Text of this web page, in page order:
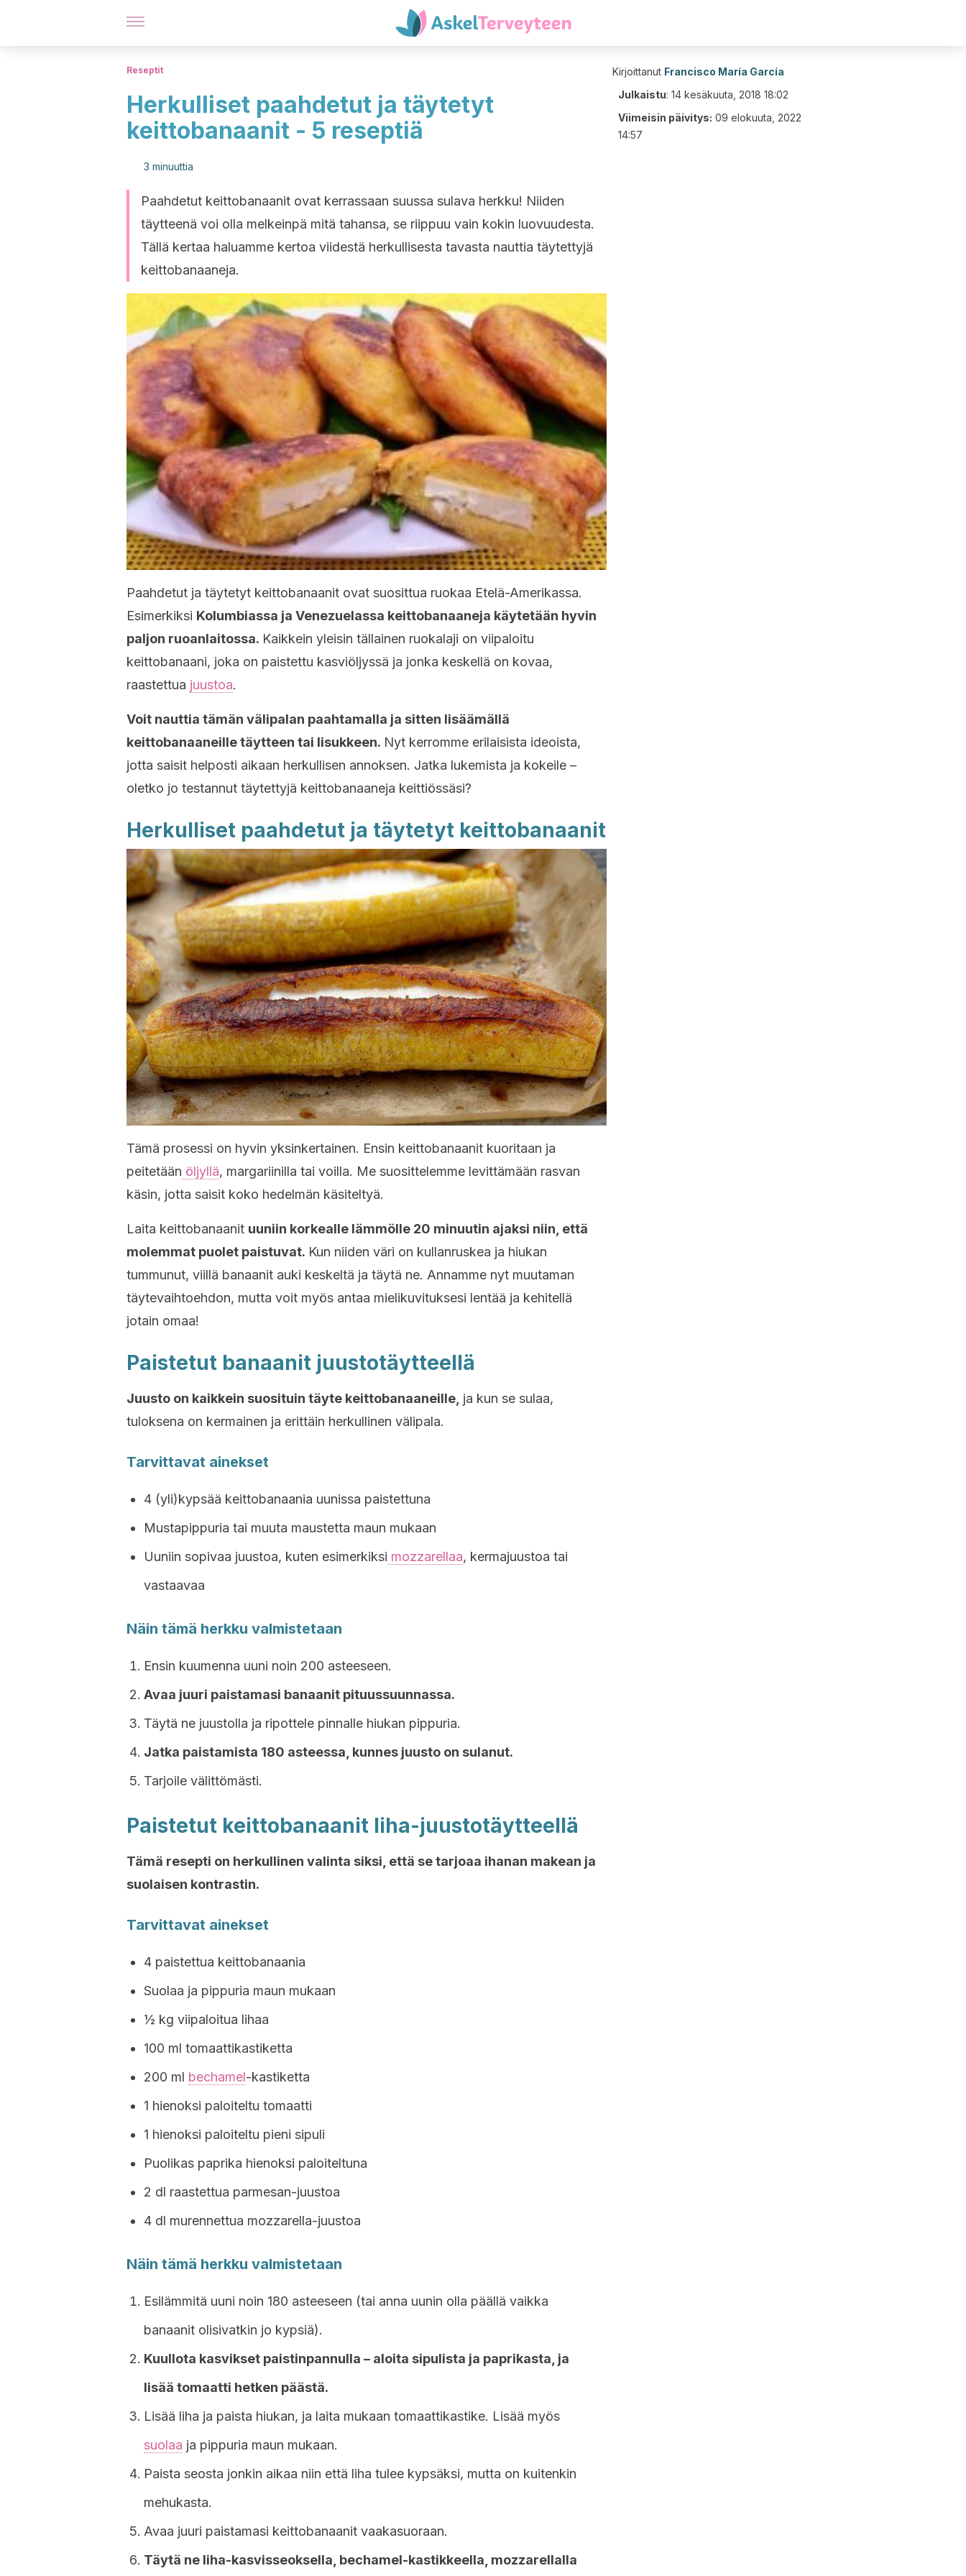
Reseptit
Herkulliset paahdetut ja täytetyt
keittobanaanit - 5 reseptiä
3 minuuttia
Paahdetut keittobanaanit ovat kerrassaan suussa sulava herkku! Niiden
täytteenä voi olla melkeinpä mitä tahansa, se riippuu vain kokin luovuudesta.
Tällä kertaa haluamme kertoa viidestä herkullisesta tavasta nauttia täytettyjä
keittobanaaneja.
Paahdetut ja täytetyt keittobanaanit ovat suosittua ruokaa Etelä-Amerikassa.
Esimerkiksi Kolumbiassa ja Venezuelassa keittobanaaneja käytetään hyvin
paljon ruoanlaitossa. Kaikkein yleisin tällainen ruokalaji on viipaloitu
keittobanaani, joka on paistettu kasviöljyssä ja jonka keskellä on kovaa,
raastettua juustoa.
Voit nauttia tämän välipalan paahtamalla ja sitten lisäämällä
keittobanaaneille täytteen tai lisukkeen. Nyt kerromme erilaisista ideoista,
jotta saisit helposti aikaan herkullisen annoksen. Jatka lukemista ja kokeile –
oletko jo testannut täytettyjä keittobanaaneja keittiössäsi?
Herkulliset paahdetut ja täytetyt keittobanaanit
Tämä prosessi on hyvin yksinkertainen. Ensin keittobanaanit kuoritaan ja
peitetään öljyllä, margariinilla tai voilla. Me suosittelemme levittämään rasvan
käsin, jotta saisit koko hedelmän käsiteltyä.
Laita keittobanaanit uuniin korkealle lämmölle 20 minuutin ajaksi niin, että
molemmat puolet paistuvat. Kun niiden väri on kullanruskea ja hiukan
tummunut, viillä banaanit auki keskeltä ja täytä ne. Annamme nyt muutaman
täytevaihtoehdon, mutta voit myös antaa mielikuvituksesi lentää ja kehitellä
jotain omaa!
Paistetut banaanit juustotäytteellä
Juusto on kaikkein suosituin täyte keittobanaaneille, ja kun se sulaa,
tuloksena on kermainen ja erittäin herkullinen välipala.
Tarvittavat ainekset
4 (yli)kypsää keittobanaania uunissa paistettuna
Mustapippuria tai muuta maustetta maun mukaan
Uuniin sopivaa juustoa, kuten esimerkiksi mozzarellaa, kermajuustoa tai
vastaavaa
Näin tämä herkku valmistetaan
Ensin kuumenna uuni noin 200 asteeseen.
Avaa juuri paistamasi banaanit pituussuunnassa.
Täytä ne juustolla ja ripottele pinnalle hiukan pippuria.
Jatka paistamista 180 asteessa, kunnes juusto on sulanut.
Tarjoile välittömästi.
Paistetut keittobanaanit liha-juustotäytteellä
Tämä resepti on herkullinen valinta siksi, että se tarjoaa ihanan makean ja
suolaisen kontrastin.
Tarvittavat ainekset
4 paistettua keittobanaania
Suolaa ja pippuria maun mukaan
½ kg viipaloitua lihaa
100 ml tomaattikastiketta
200 ml bechamel-kastiketta
1 hienoksi paloiteltu tomaatti
1 hienoksi paloiteltu pieni sipuli
Puolikas paprika hienoksi paloiteltuna
2 dl raastettua parmesan-juustoa
4 dl murennettua mozzarella-juustoa
Näin tämä herkku valmistetaan
Esilämmitä uuni noin 180 asteeseen (tai anna uunin olla päällä vaikka
banaanit olisivatkin jo kypsiä).
Kuullota kasvikset paistinpannulla – aloita sipulista ja paprikasta, ja
lisää tomaatti hetken päästä.
Lisää liha ja paista hiukan, ja laita mukaan tomaattikastike. Lisää myös
suolaa ja pippuria maun mukaan.
Paista seosta jonkin aikaa niin että liha tulee kypsäksi, mutta on kuitenkin
mehukasta.
Avaa juuri paistamasi keittobanaanit vaakasuoraan.
Täytä ne liha-kasvisseoksella, bechamel-kastikkeella, mozzarellalla
Kirjoittanut Francisco María García
Julkaistu: 14 kesäkuuta, 2018 18:02
Viimeisin päivitys: 09 elokuuta, 2022
14:57